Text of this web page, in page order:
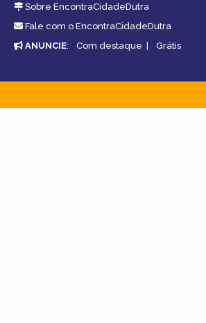
Sobre EncontraCidadeDutra
Fale com o EncontraCidadeDutra
ANUNCIE: Com destaque | Grátis